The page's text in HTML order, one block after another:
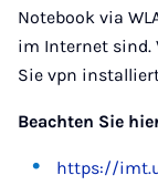
Notebook via
im Internet sind.
Sie vpn
Beachten Sie
https://